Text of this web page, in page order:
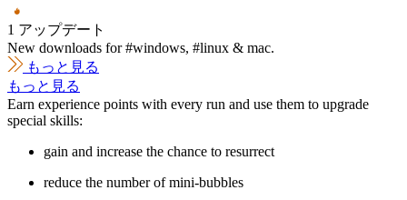
1 アップデート
New downloads for #windows, #linux & mac.
もっと見る
もっと見る
Earn experience points with every run and use them to upgrade
special skills:
gain and increase the chance to resurrect
reduce the number of mini-bubbles